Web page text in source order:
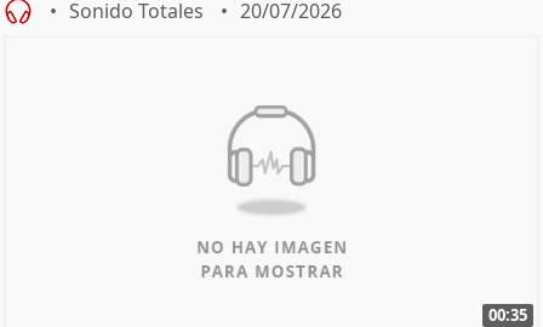
Sonido Totales 20/07/2026
00:35